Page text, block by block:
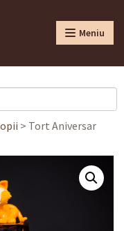
Meniu
> Tort Aniversar